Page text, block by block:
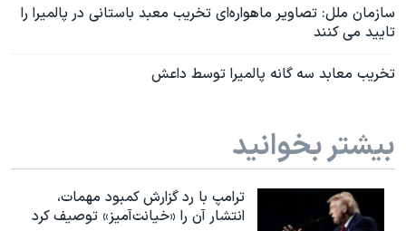
سازمان ملل: تصاویر ماهواره‌ای تخریب معبد باستانی در پالمیرا را
تایید می کنند
تخریب معابد سه گانه پالمیرا توسط داعش
بیشتر بخوانید
ترامپ با رد گزارش کمبود مهمات،
انتشار آن را «خیانت‌آمیز» توصیف کرد